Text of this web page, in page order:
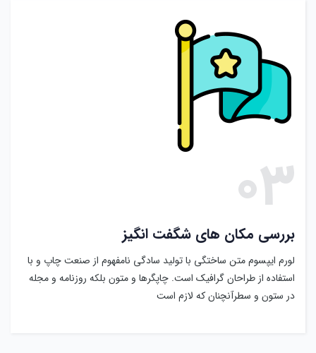
۰۳
بررسی مکان های شگفت انگیز
لورم ایپسوم متن ساختگی با تولید سادگی نامفهوم از صنعت چاپ و با
استفاده از طراحان گرافیک است. چاپگرها و متون بلکه روزنامه و مجله
در ستون و سطرآنچنان که لازم است